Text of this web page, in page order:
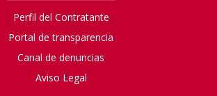
Perfil del Contratante
Portal de transparencia
Canal de denuncias
Aviso Legal